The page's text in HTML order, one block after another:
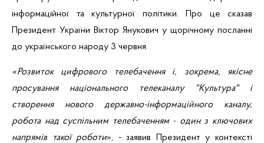
інформаційної та культурної політики. Про це сказав
Президент України Віктор Янукович у щорічному посланні
до українського народу 3 червня.
«Розвитокцифрового телебачення і, зокрема, якісне
просування
національноготелеканалу "Культура" і
створеннянового державно-інформаційногоканалу,
робота над суспільним телебаченням- один з ключових
напрямів
такої роботи», - заявив Президент уконтексті